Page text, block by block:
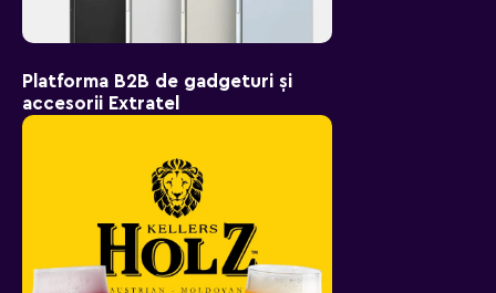
Platforma B2B de gadgeturi și
accesorii Extratel